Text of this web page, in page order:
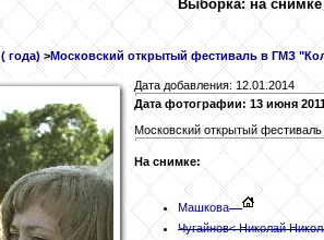
Выборка: на снимке
года) >Московский открытый фестиваль в ГМЗ
Дата добавления: 12.01.2014
Дата фотографии: 13 июня
Московский открытый
На снимке:
Машкова
Чугайнов< Николай